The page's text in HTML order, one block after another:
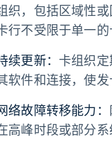
织，包括区域性
行不受限于单一的
续更新： 卡组织
软件和连接，使发
络故障转移能力：
高峰时段或部分系